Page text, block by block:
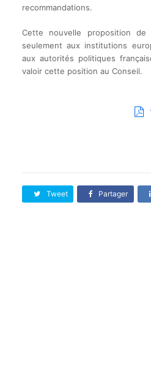
recommandations.
Cette nouvelle proposition de
seulement aux institutions
aux autorités politiques
valoir cette position au Conseil.
Tweet Partager